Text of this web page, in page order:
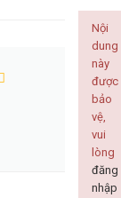
Nội
dung
này
được
bảo
vệ,
vui
lòng
đăng
nhập